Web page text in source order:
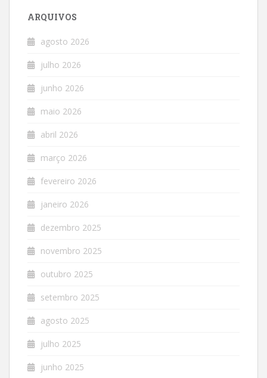
ARQUIVOS
agosto 2026
julho 2026
junho 2026
maio 2026
abril 2026
março 2026
fevereiro 2026
janeiro 2026
dezembro 2025
novembro 2025
outubro 2025
setembro 2025
agosto 2025
julho 2025
junho 2025